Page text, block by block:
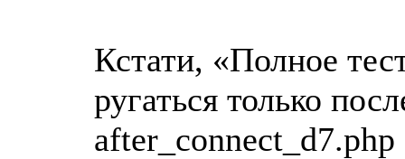
Кстати, «Полное
ругаться только